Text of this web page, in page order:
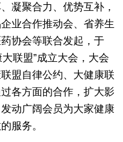
凝聚合力、优势互补，
业合作推动会、省养生
协会等联合发起，于
联盟”成立大会，大会
盟自律公约、大健康联
各方面的合作，扩大影
动广阔会员为大家健康
服务。